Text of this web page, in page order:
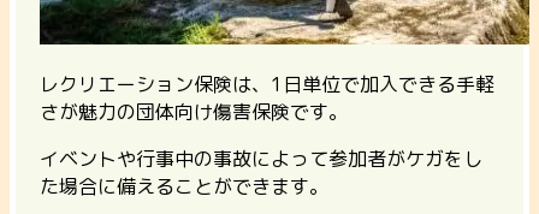
レクリエーション保険は、1日単位で加入できる手軽
さが魅力の団体向け傷害保険です。
イベントや行事中の事故によって参加者がケガをし
た場合に備えることができます。